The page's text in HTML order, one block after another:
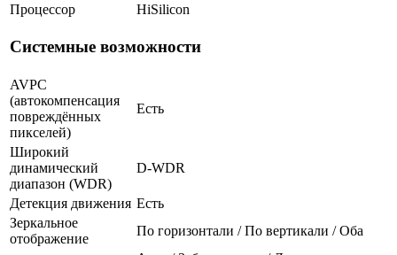
Процессор
HiSilicon
Системные возможности
AVPC
(автокомпенсация
повреждённых
пикселей)
Есть
Широкий
динамический
диапазон (WDR)
D-WDR
Детекция движения Есть
Зеркальное
отображение
По горизонтали / По вертикали / Оба